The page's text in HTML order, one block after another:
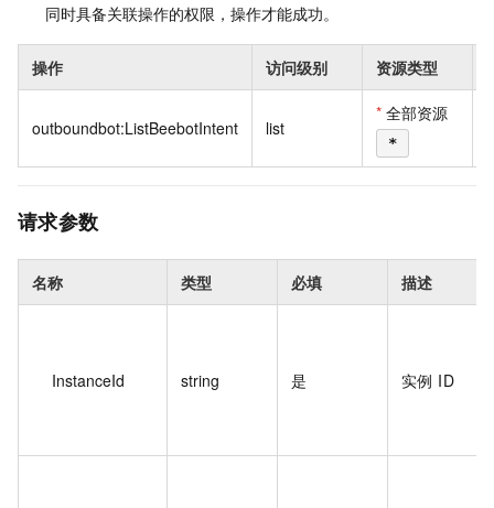
同时具备关联操作的权限，操作才能成功。
操作 访问级别 资源类型
outboundbot:ListBeebotIntent list
* 全部资源
*
请求参数
名称 类型 必填 描述
InstanceId string 是 实例 ID